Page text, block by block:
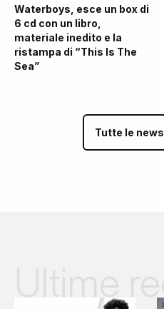
Waterboys, esce un box di
6 cd con un libro,
materiale inedito e la
ristampa di “This Is The
Sea”
Tutte le news